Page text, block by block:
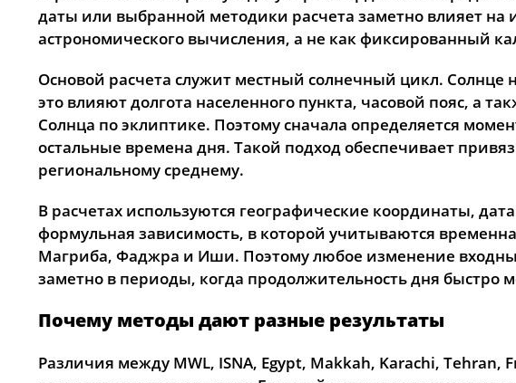
21, Пт
22, Сб
23, Вс
24, Пн
25, Вт
27, Чт
28, Пт
даты или выбранной методики расчета заметно влияет на
астрономического вычисления, а не как фиксированный
Основой расчета служит местный солнечный цикл.
это влияют долгота населенного пункта, часовой пояс, а
Солнца по эклиптике. Поэтому сначала определяется
остальные времена дня. Такой подход обеспечивает
региональному среднему.
В расчетах используются географические координаты,
формульная зависимость, в которой учитываются
Магриба, Фаджра и Иши. Поэтому любое изменение
заметно в периоды, когда продолжительность дня быстро
Почему методы дают разные результаты
Различия между MWL, ISNA, Egypt, Makkah, Karachi,